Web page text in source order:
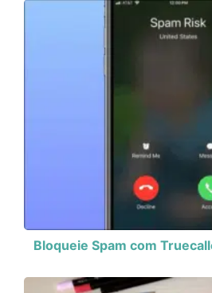
Bloqueie Spam com